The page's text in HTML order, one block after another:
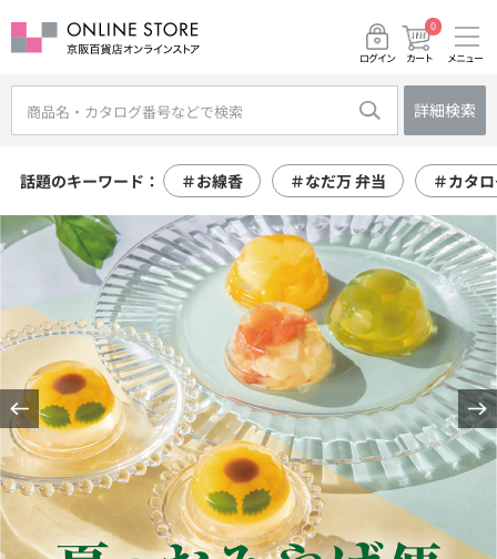
ログイン カート
0
メニュー
詳細検索
話題のキーワード： ＃お線香 ＃なだ万 弁当 ＃カタ